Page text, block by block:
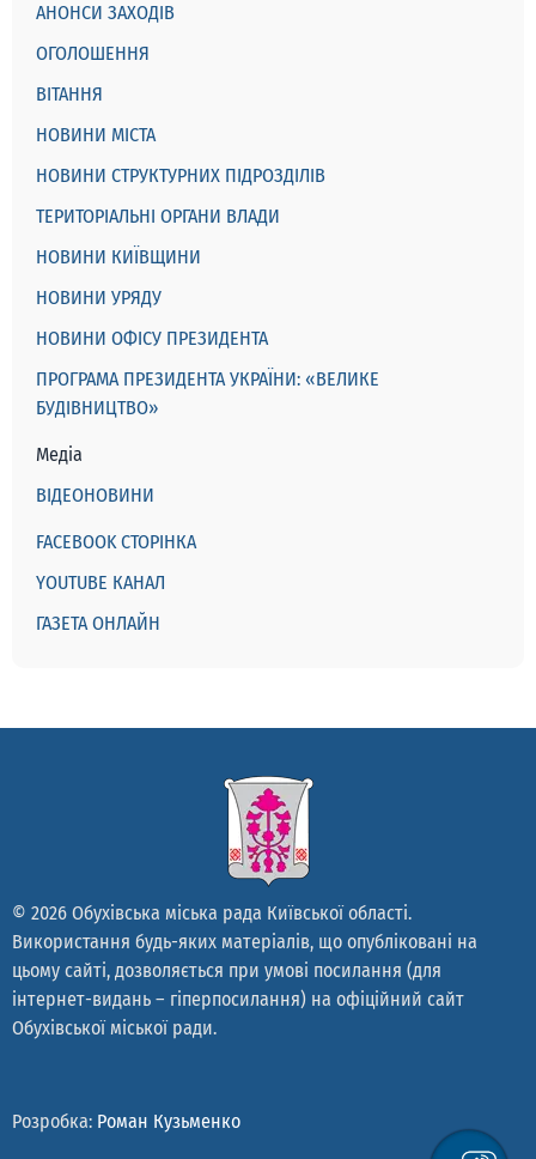
АНОНСИ ЗАХОДІВ
ОГОЛОШЕННЯ
ВІТАННЯ
НОВИНИ МІСТА
НОВИНИ СТРУКТУРНИХ ПІДРОЗДІЛІВ
ТЕРИТОРІАЛЬНІ ОРГАНИ ВЛАДИ
НОВИНИ КИЇВЩИНИ
НОВИНИ УРЯДУ
НОВИНИ ОФІСУ ПРЕЗИДЕНТА
ПРОГРАМА ПРЕЗИДЕНТА УКРАЇНИ: «ВЕЛИКЕ
БУДІВНИЦТВО»
Медіа
ВІДЕОНОВИНИ
FACEBOOK СТОРІНКА
YOUTUBE КАНАЛ
ГАЗЕТА ОНЛАЙН
© 2026 Обухівська міська рада Київської області.
Використання будь-яких матеріалів, що опубліковані на
цьому сайті, дозволяється при умові посилання (для
інтернет-видань – гіперпосилання) на офіційний сайт
Обухівської міської ради.
Розробка: Роман Кузьменко